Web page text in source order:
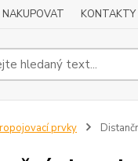
NAKUPOVAT KONTAKTY
prvky